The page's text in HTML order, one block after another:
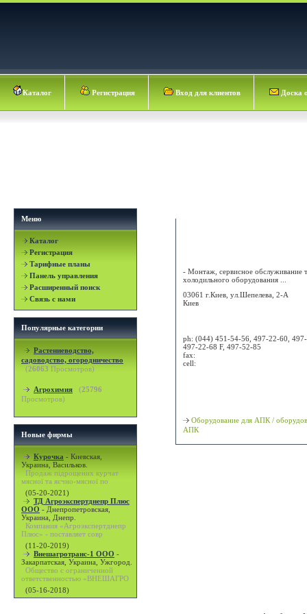
Каталог Регистрация Вход для клиентов Доска
Меню
Каталог
Регистрация
Тарифные планы
Панель управления
Расширенный поиск
Связь с нами
Популярные категории
Растениеводство,
садоводство, огородничество
(26063 Просмотров)
Агрохимия (25796
Просмотров)
Новые фирмы
Курочка - Киевская,
Украина, Васильков.
Продаж підрощених курчат
мясної та яєчно-мясної по
(05-20-2021)
ТД Агроэкспертднепр Плюс
ООО - Днепропетровская,
Украина, Днепр.
Компания «Агроэкспертднепр
Плюс» - поставляет совр
(11-20-2019)
Внешагротранс-1 ООО -
Закарпатская, Украина, Ужгород.
Общество с ограниченной
ответственностью «ВНЕШАГРО
(05-16-2018)
- Монтаж, сервисное обслуживание
холодильного оборудования ...
03061 г.Киев, ул.Шепелева, 2-А
Киев
ph: (044) 451-54-56, 497-22-60,
497-22-68 F, 497-52-85
fax:
cell:
Оборудование для АПК /
АПК